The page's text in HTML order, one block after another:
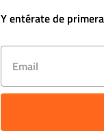
Y entérate de